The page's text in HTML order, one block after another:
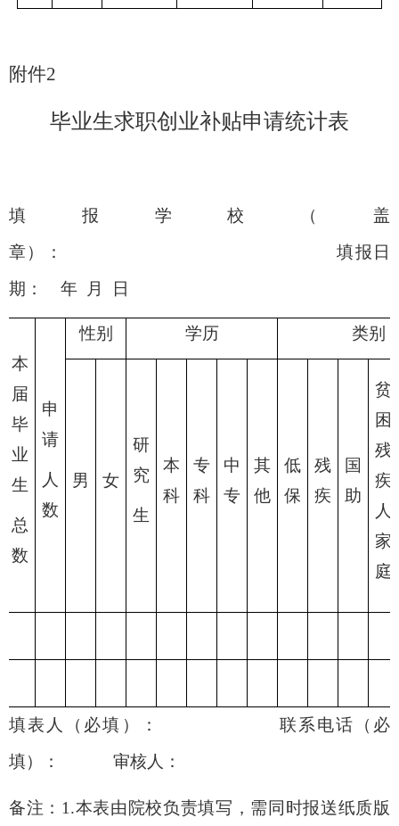
附件2
毕业生求职创业补贴申请统计表
填报学校（盖
章）：
填报日
期：
年 月 日
本
届
毕
业
生
总
数
申
请
人
数
性别 学历 类别
男 女
研
究
生
本
科
专
科
中
专
其
他
低
保
残
疾
国
助
贫
困
残
疾
人
家
庭
填表人 （ 必填 ） ： 联系电话 （ 必
填） ： 审核人：
备注：1.本表由院校负责填写，需同时报送纸质版